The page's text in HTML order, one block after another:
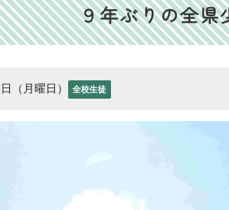
９年ぶりの全県
（月曜日） 全校生徒